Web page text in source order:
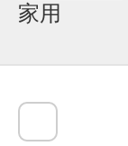
家用